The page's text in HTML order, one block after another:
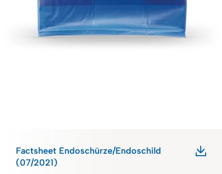
Factsheet Endoschürze/Endoschild
(07/2021)